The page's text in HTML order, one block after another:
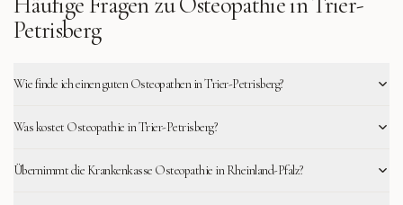
Petrisberg
Wie finde ich einen guten Osteopathen in Trier-Petrisberg?
Was kostet Osteopathie in Trier-Petrisberg?
Übernimmt die Krankenkasse Osteopathie in Rheinland-Pfalz?